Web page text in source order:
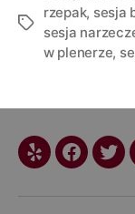
Tagi
rzepak, sesja
sesja
w plenerze,
Yelp